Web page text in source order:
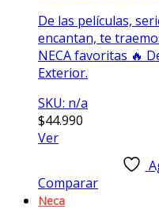
De las películas,
encantan, te
NECA favoritas 🔥
Exterior.
SKU: n/a
$44.990
Ver
Comparar
Neca